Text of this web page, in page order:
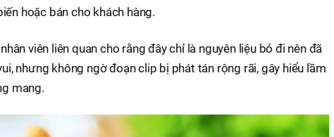
hoặc bán cho khách hàng.
viên liên quan cho rằng đây chỉ là nguyên liệu bỏ đi nên đã
nhưng không ngờ đoạn clip bị phát tán rộng rãi, gây hiểu lầm
mang.